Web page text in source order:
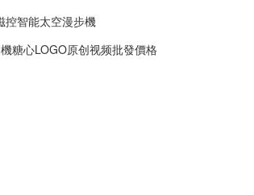
控智能太空漫步機
糖心LOGO原创视频批發價格